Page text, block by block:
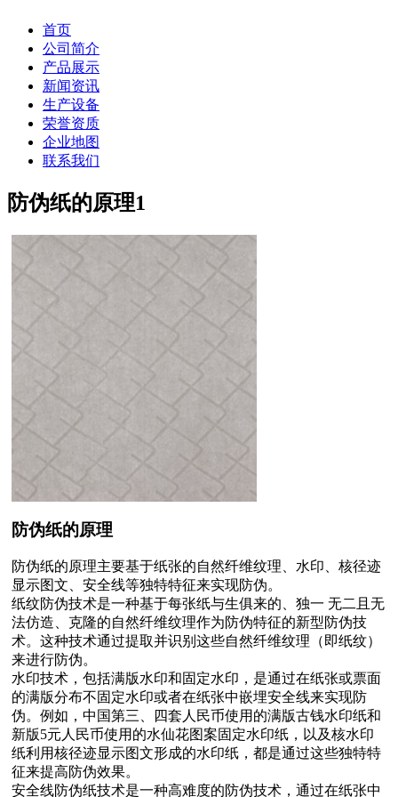
首页
公司简介
产品展示
新闻资讯
生产设备
荣誉资质
企业地图
联系我们
防伪纸的原理1
防伪纸的原理
防伪纸的原理主要基于纸张的自然纤维纹理、‌水印、‌核径迹
显示图文、‌安全线等独特特征来实现防伪。‌
纸纹防伪技术是一种基于每张纸与生俱来的、‌独一 无二且无
法仿造、‌克隆的自然纤维纹理作为防伪特征的新型防伪技
术。‌这种技术通过提取并识别这些自然纤维纹理（‌即纸纹）‌
来进行防伪。‌
水印技术，‌包括满版水印和固定水印，‌是通过在纸张或票面
的满版分布不固定水印或者在纸张中嵌埋安全线来实现防
伪。‌例如，‌中国第三、‌四套人民币使用的满版古钱水印纸和
新版5元人民币使用的水仙花图案固定水印纸，‌以及核水印
纸利用核径迹显示图文形成的水印纸，‌都是通过这些独特特
征来提高防伪效果。‌
安全线防伪纸技术是一种高难度的防伪技术，‌通过在纸张中